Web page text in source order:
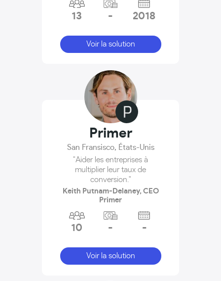
13 - 2018
Voir la solution
Primer
San Fransisco, États-Unis
"Aider les entreprises à
multiplier leur taux de
conversion."
Keith Putnam-Delaney, CEO
Primer
10 - -
Voir la solution